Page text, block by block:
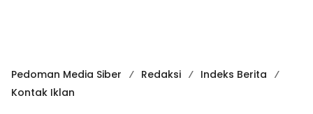
Pedoman Media Siber Redaksi
Indeks Berita
Kontak Iklan